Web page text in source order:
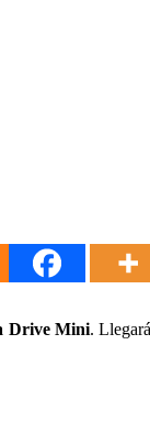
Drive Mini.